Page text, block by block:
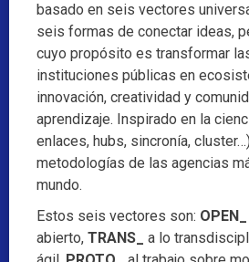
basado en seis vectores
seis formas de conectar ideas,
cuyo propósito es transformar
instituciones públicas en
innovación, creatividad y
aprendizaje. Inspirado en la
enlaces, hubs, sincronía,
metodologías de las agencias
mundo.
Estos seis vectores son: OPEN_
abierto, TRANS_ a lo